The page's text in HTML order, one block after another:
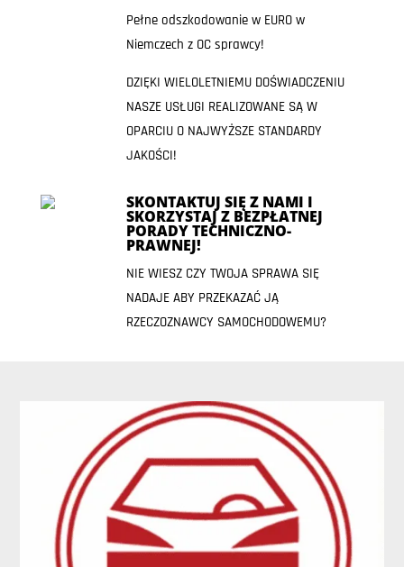
Pełne odszkodowanie w EURO w
Niemczech z OC sprawcy!
DZIĘKI WIELOLETNIEMU DOŚWIADCZENIU
NASZE USŁUGI REALIZOWANE SĄ W
OPARCIU O NAJWYŻSZE STANDARDY
JAKOŚCI!
SKONTAKTUJ SIĘ Z NAMI I
SKORZYSTAJ Z BEZPŁATNEJ
PORADY TECHNICZNO-
PRAWNEJ!
NIE WIESZ CZY TWOJA SPRAWA SIĘ
NADAJE ABY PRZEKAZAĆ JĄ
RZECZOZNAWCY SAMOCHODOWEMU?